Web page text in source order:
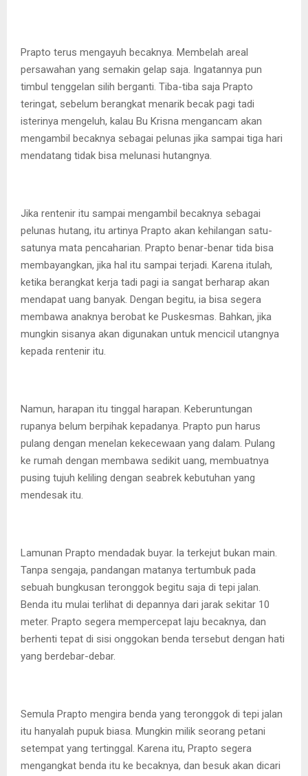
Prapto terus mengayuh becaknya. Membelah areal
persawahan yang semakin gelap saja. Ingatannya pun
timbul tenggelan silih berganti. Tiba-tiba saja Prapto
teringat, sebelum berangkat menarik becak pagi tadi
isterinya mengeluh, kalau Bu Krisna mengancam akan
mengambil becaknya sebagai pelunas jika sampai tiga hari
mendatang tidak bisa melunasi hutangnya.
Jika rentenir itu sampai mengambil becaknya sebagai
pelunas hutang, itu artinya Prapto akan kehilangan satu-
satunya mata pencaharian. Prapto benar-benar tida bisa
membayangkan, jika hal itu sampai terjadi. Karena itulah,
ketika berangkat kerja tadi pagi ia sangat berharap akan
mendapat uang banyak. Dengan begitu, ia bisa segera
membawa anaknya berobat ke Puskesmas. Bahkan, jika
mungkin sisanya akan digunakan untuk mencicil utangnya
kepada rentenir itu.
Namun, harapan itu tinggal harapan. Keberuntungan
rupanya belum berpihak kepadanya. Prapto pun harus
pulang dengan menelan kekecewaan yang dalam. Pulang
ke rumah dengan membawa sedikit uang, membuatnya
pusing tujuh keliling dengan seabrek kebutuhan yang
mendesak itu.
Lamunan Prapto mendadak buyar. la terkejut bukan main.
Tanpa sengaja, pandangan matanya tertumbuk pada
sebuah bungkusan teronggok begitu saja di tepi jalan.
Benda itu mulai terlihat di depannya dari jarak sekitar 10
meter. Prapto segera mempercepat laju becaknya, dan
berhenti tepat di sisi onggokan benda tersebut dengan hati
yang berdebar-debar.
Semula Prapto mengira benda yang teronggok di tepi jalan
itu hanyalah pupuk biasa. Mungkin milik seorang petani
setempat yang tertinggal. Karena itu, Prapto segera
mengangkat benda itu ke becaknya, dan besuk akan dicari